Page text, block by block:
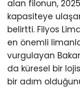
alan filonun,
kapasiteye
belirtti. Filyos
en önemli
vurgulayan
da küresel bir
bir adım